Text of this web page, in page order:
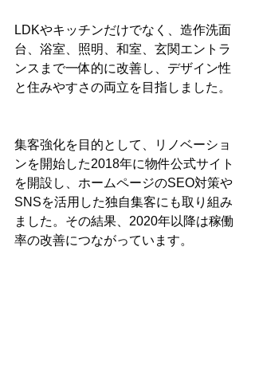
LDKやキッチンだけでなく、造作洗面
台、浴室、照明、和室、玄関エントラ
ンスまで一体的に改善し、デザイン性
と住みやすさの両立を目指しました。
集客強化を目的として、リノベーショ
ンを開始した2018年に物件公式サイト
を開設し、ホームページのSEO対策や
SNSを活用した独自集客にも取り組み
ました。その結果、2020年以降は稼働
率の改善につながっています。